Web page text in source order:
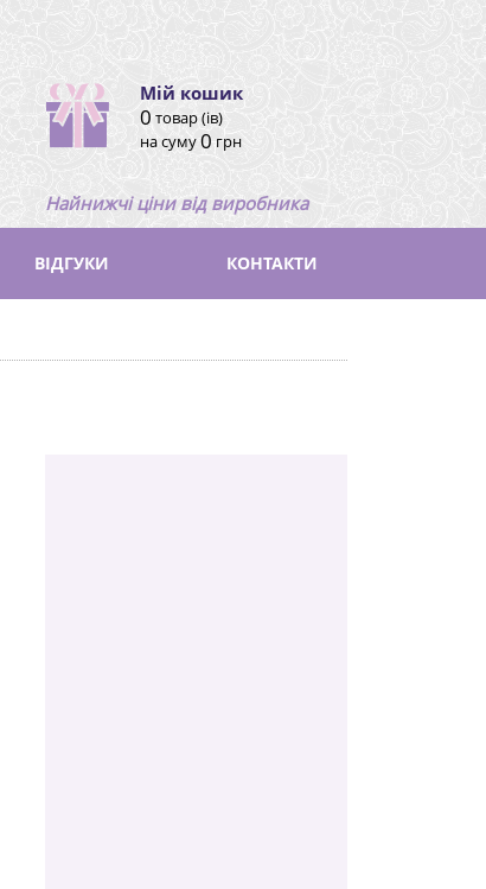
Мій кошик
0 товар (ів)
на суму0 грн
Найнижчі ціни від виробника
ВІДГУКИ КОНТАКТИ